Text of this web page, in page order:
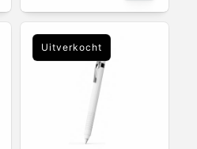
prijs
Uitverkocht